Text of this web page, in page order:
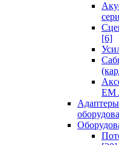
[6]
EM
Адаптеры